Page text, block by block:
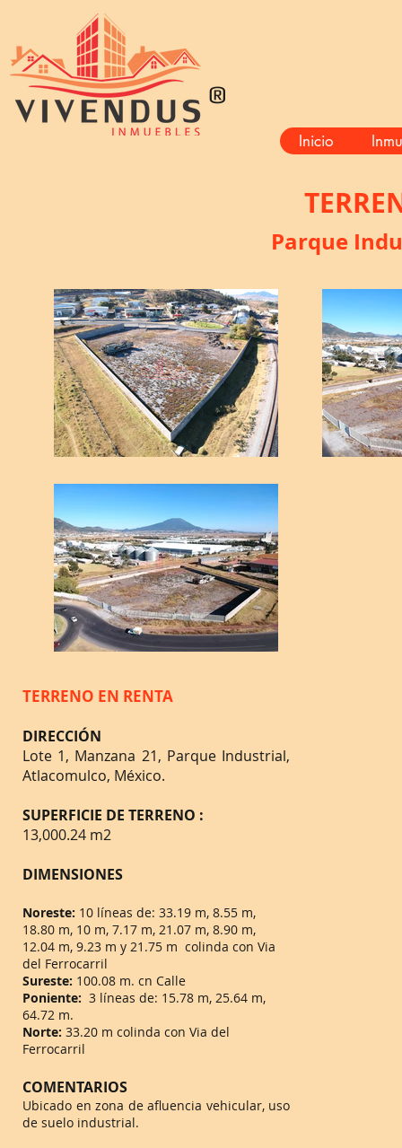
®
Inicio
Parque
TERRENO EN RENTA
DIRECCIÓN
Lote 1, Manzana 21, Parque Industrial,
Atlacomulco, México.
SUPERFICIE DE TERRENO :
13,000.24 m2
DIMENSIONES
Noreste: 10 líneas de: 33.19 m, 8.55 m,
18.80 m, 10 m, 7.17 m, 21.07 m, 8.90 m,
12.04 m, 9.23 m y 21.75 m colinda con Via
del Ferrocarril
Sureste: 100.08 m. cn Calle
Poniente: 3 líneas de: 15.78 m, 25.64 m,
64.72 m.
Norte: 33.20 m colinda con Via del
Ferrocarril
COMENTARIOS
Ubicado en zona de afluencia vehicular, uso
de suelo industrial.